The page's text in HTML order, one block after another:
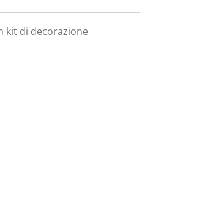
kit di decorazione